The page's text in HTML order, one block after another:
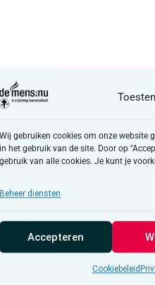
Wij gebruiken cookies om onze website
in het gebruik van de site. Door op
gebruik van alle cookies. Je kunt je
Beheer diensten
Accepteren
Cookiebeleid